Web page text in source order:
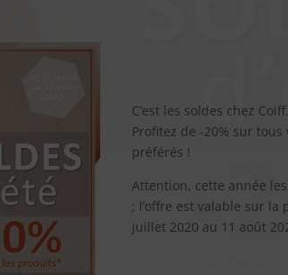
C’est les soldes chez
Profitez de -20% sur
préférés !
Attention, cette année
; l’offre est valable sur la
juillet 2020 au 11 août